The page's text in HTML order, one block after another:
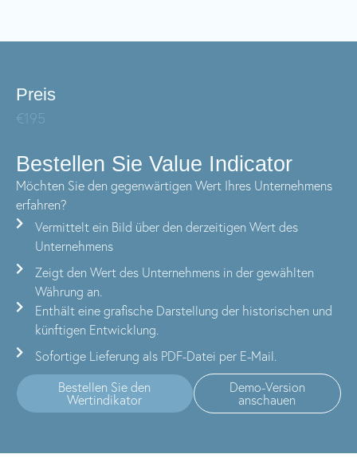
Preis
€195
Bestellen Sie Value Indicator
Möchten Sie den gegenwärtigen Wert Ihres Unternehmens
erfahren?
Vermittelt ein Bild über den derzeitigen Wert des
Unternehmens
Zeigt den Wert des Unternehmens in der gewählten
Währung an.
Enthält eine grafische Darstellung der historischen und
künftigen Entwicklung.
Sofortige Lieferung als PDF-Datei per E-Mail.
Bestellen Sie den
Wertindikator
Demo-Version
anschauen